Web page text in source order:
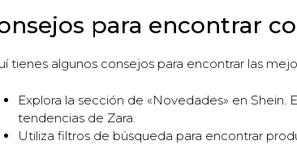
para encontrar
tienes algunos consejos para encontrar las
Explora la sección de «Novedades» en Shein.
tendencias de Zara.
Utiliza filtros de búsqueda para encontrar